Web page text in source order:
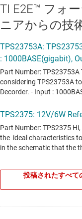
TI E2E™ フォ
ニアからの技
投稿されたすべて